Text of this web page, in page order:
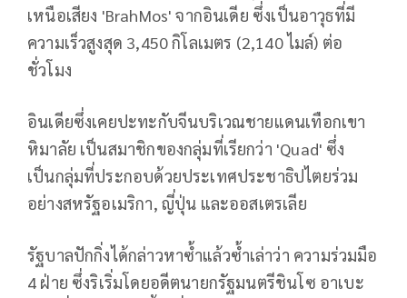
เหนือเสียง 'BrahMos' จากอินเดีย ซึ่งเป็นอาวุธที่มี
ความเร็วสูงสุด 3,450 กิโลเมตร (2,140 ไมล์) ต่อ
ชั่วโมง
อินเดียซึ่งเคยปะทะกับจีนบริเวณชายแดนเทือกเขา
หิมาลัย เป็นสมาชิกของกลุ่มที่เรียกว่า 'Quad' ซึ่ง
เป็นกลุ่มที่ประกอบด้วยประเทศประชาธิปไตยร่วม
อย่างสหรัฐอเมริกา, ญี่ปุ่น และออสเตรเลีย
รัฐบาลปักกิ่งได้กล่าวหาซ้ำแล้วซ้ำเล่าว่า ความร่วมมือ
4 ฝ่าย ซึ่งริเริ่มโดยอดีตนายกรัฐมนตรีชินโซ อาเบะ